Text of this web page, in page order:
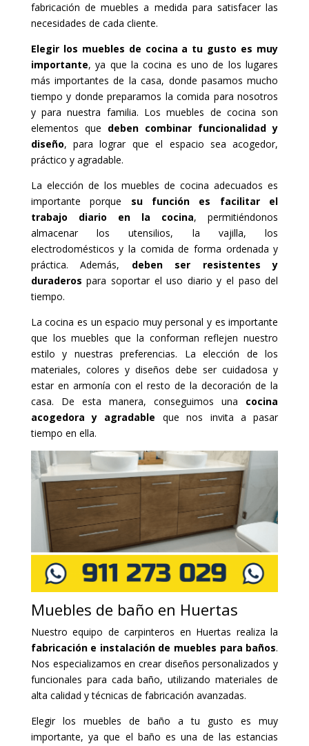
fabricación de muebles a medida para satisfacer las
necesidades de cada cliente.
Elegir los muebles de cocina a tu gusto es muy
importante, ya que la cocina es uno de los lugares
más importantes de la casa, donde pasamos mucho
tiempo y donde preparamos la comida para nosotros
y para nuestra familia. Los muebles de cocina son
elementos que deben combinar funcionalidad y
diseño, para lograr que el espacio sea acogedor,
práctico y agradable.
La elección de los muebles de cocina adecuados es
importante porque su función es facilitar el
trabajo diario en la cocina, permitiéndonos
almacenar los utensilios, la vajilla, los
electrodomésticos y la comida de forma ordenada y
práctica. Además, deben ser resistentes y
duraderos para soportar el uso diario y el paso del
tiempo.
La cocina es un espacio muy personal y es importante
que los muebles que la conforman reflejen nuestro
estilo y nuestras preferencias. La elección de los
materiales, colores y diseños debe ser cuidadosa y
estar en armonía con el resto de la decoración de la
casa. De esta manera, conseguimos una cocina
acogedora y agradable que nos invita a pasar
tiempo en ella.
Muebles de baño en Huertas
Nuestro equipo de carpinteros en Huertas realiza la
fabricación e instalación de muebles para baños.
Nos especializamos en crear diseños personalizados y
funcionales para cada baño, utilizando materiales de
alta calidad y técnicas de fabricación avanzadas.
Elegir los muebles de baño a tu gusto es muy
importante, ya que el baño es una de las estancias